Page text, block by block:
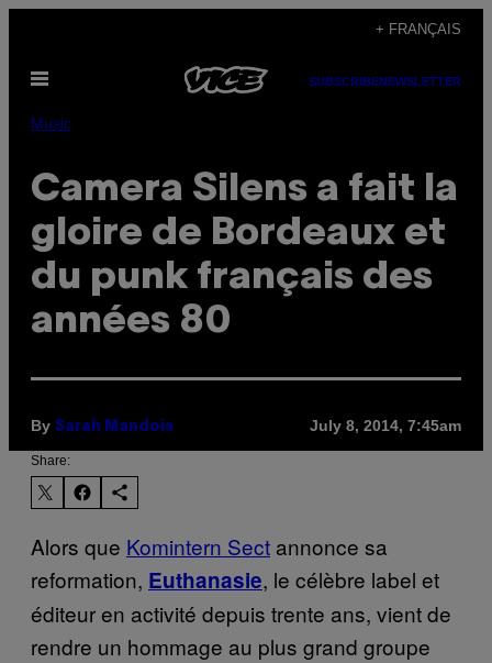
content
+ FRANÇAIS
Open
SUBSCRIBENEWSLETTER
Music
Camera Silens a fait la
gloire de Bordeaux et
du punk français des
années 80
By Sarah Mandois July 8, 2014, 7:45am
Share:
Alors que Komintern Sect annonce sa
reformation, Euthanasie, le célèbre label et
éditeur en activité depuis trente ans, vient de
rendre un hommage au plus grand groupe